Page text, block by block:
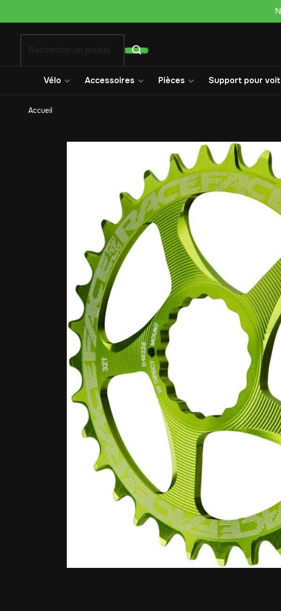
Vélo Accessoires Pièces Support pour
Accueil